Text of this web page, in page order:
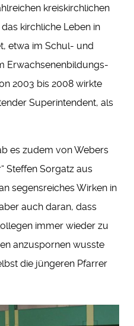
kreiskirchlichen
kirchliche Leben in
etwa im Schul- und
Erwachsenenbildungs-
2003 bis 2008 wirkte
Superintendent, als
es zudem von Webers
Steffen Sorgatz aus
segensreiches Wirken in
auch daran, dass
immer wieder zu
anzuspornen wusste
die jüngeren Pfarrer